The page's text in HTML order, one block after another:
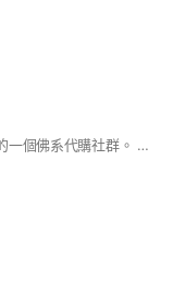
這裡是為了對抗Threads演算法而蓋的一個佛系代購社群。 我是想想，喜歡幫MOA們一起團購買買，也加開服務阿米和克拉的聊天室囉！不是大代購也不是專業代購商，純粹想跟大家一起享受追星帶來的快樂、也可以開放許願開團，小小補貼不虧錢。 ⚠️本站原則： 👉🏻MOA/阿米/克拉可以待在自己的聊天室就好，其它的可以退出沒關係😆😆 👉🏻沒禮貌的人不要進來，有禮貌一切好溝通🫶🏻 👉🏻進站後需詳讀記事本規範並遵守🤙🏻 ✨想想的IG/Threads：moa.think #TXT #MOA #txt #moa #BTS #阿米 #SVT #Seventeen #克拉 #tomorrowxtogether